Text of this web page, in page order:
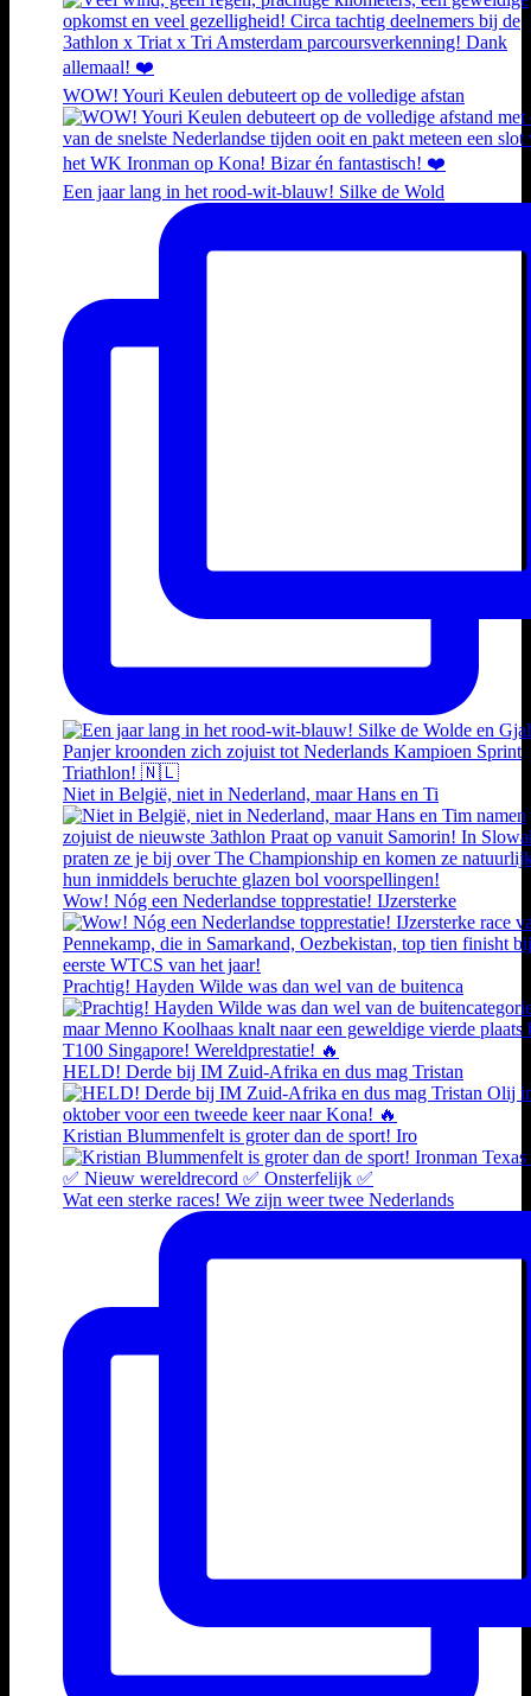
WOW! Youri Keulen debuteert op de volledige afstan
Een jaar lang in het rood-wit-blauw! Silke de Wold
Niet in België, niet in Nederland, maar Hans en Ti
Wow! Nóg een Nederlandse topprestatie! IJzersterke
Prachtig! Hayden Wilde was dan wel van de buitenca
HELD! Derde bij IM Zuid-Afrika en dus mag Tristan
Kristian Blummenfelt is groter dan de sport! Iro
Wat een sterke races! We zijn weer twee Nederlands